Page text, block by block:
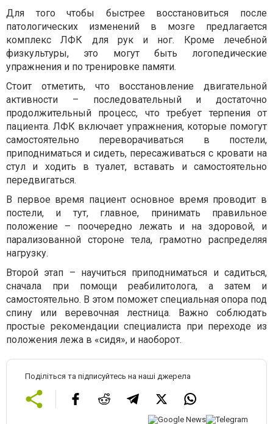
Для того чтобы быстрее восстановиться после
патологических изменений в мозге предлагается
комплекс ЛФК для рук и ног. Кроме лечебной
физкультуры, это могут быть логопедические
упражнения и по тренировке памяти.
Стоит отметить, что восстановление двигательной
активности – последовательный и достаточно
продолжительный процесс, что требует терпения от
пациента. ЛФК включает упражнения, которые помогут
самостоятельно переворачиваться в постели,
приподниматься и сидеть, пересаживаться с кровати на
стул и ходить в туалет, вставать и самостоятельно
передвигаться.
В первое время пациент основное время проводит в
постели, и тут, главное, принимать правильное
положение – поочередно лежать и на здоровой, и
парализованной стороне тела, грамотно распределяя
нагрузку.
Второй этап – научиться приподниматься и садиться,
сначала при помощи реабилитолога, а затем и
самостоятельно. В этом поможет специальная опора под
спину или веревочная лестница. Важно соблюдать
простые рекомендации специалиста при переходе из
положения лежа в «сидя», и наоборот.
Поділіться та підписуйтесь на наші джерела